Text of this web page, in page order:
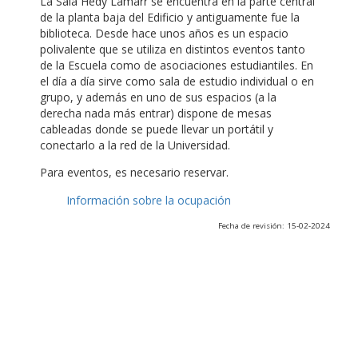
de la planta baja del Edificio y antiguamente fue la
biblioteca. Desde hace unos años es un espacio
polivalente que se utiliza en distintos eventos tanto
de la Escuela como de asociaciones estudiantiles. En
el día a día sirve como sala de estudio individual o en
grupo, y además en uno de sus espacios (a la
derecha nada más entrar) dispone de mesas
cableadas donde se puede llevar un portátil y
conectarlo a la red de la Universidad.
Para eventos, es necesario reservar.
Información sobre la ocupación
Fecha de revisión: 15-02-2024